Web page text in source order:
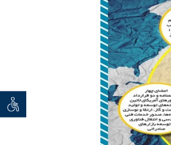
توان